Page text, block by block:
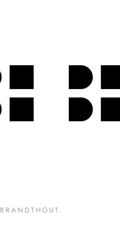
BRANDTHOUT.